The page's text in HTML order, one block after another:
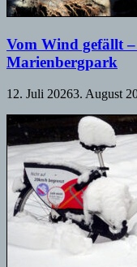
Vom Wind gefällt
Marienbergpark
12. Juli 20263. August